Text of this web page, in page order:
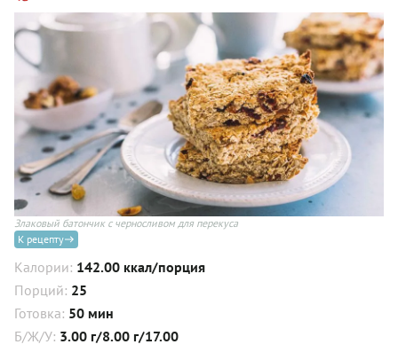
Злаковый батончик с черносливом для перекуса
К рецепту
Калории: 142.00 ккал/порция
Порций: 25
Готовка: 50 мин
Б/Ж/У: 3.00 г/8.00 г/17.00